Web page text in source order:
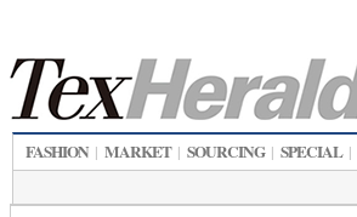
FASHION | MARKET | SOURCING | SPECIAL |